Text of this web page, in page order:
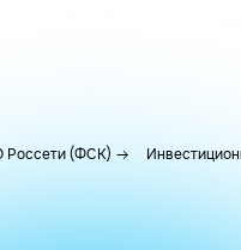
Россети (ФСК)